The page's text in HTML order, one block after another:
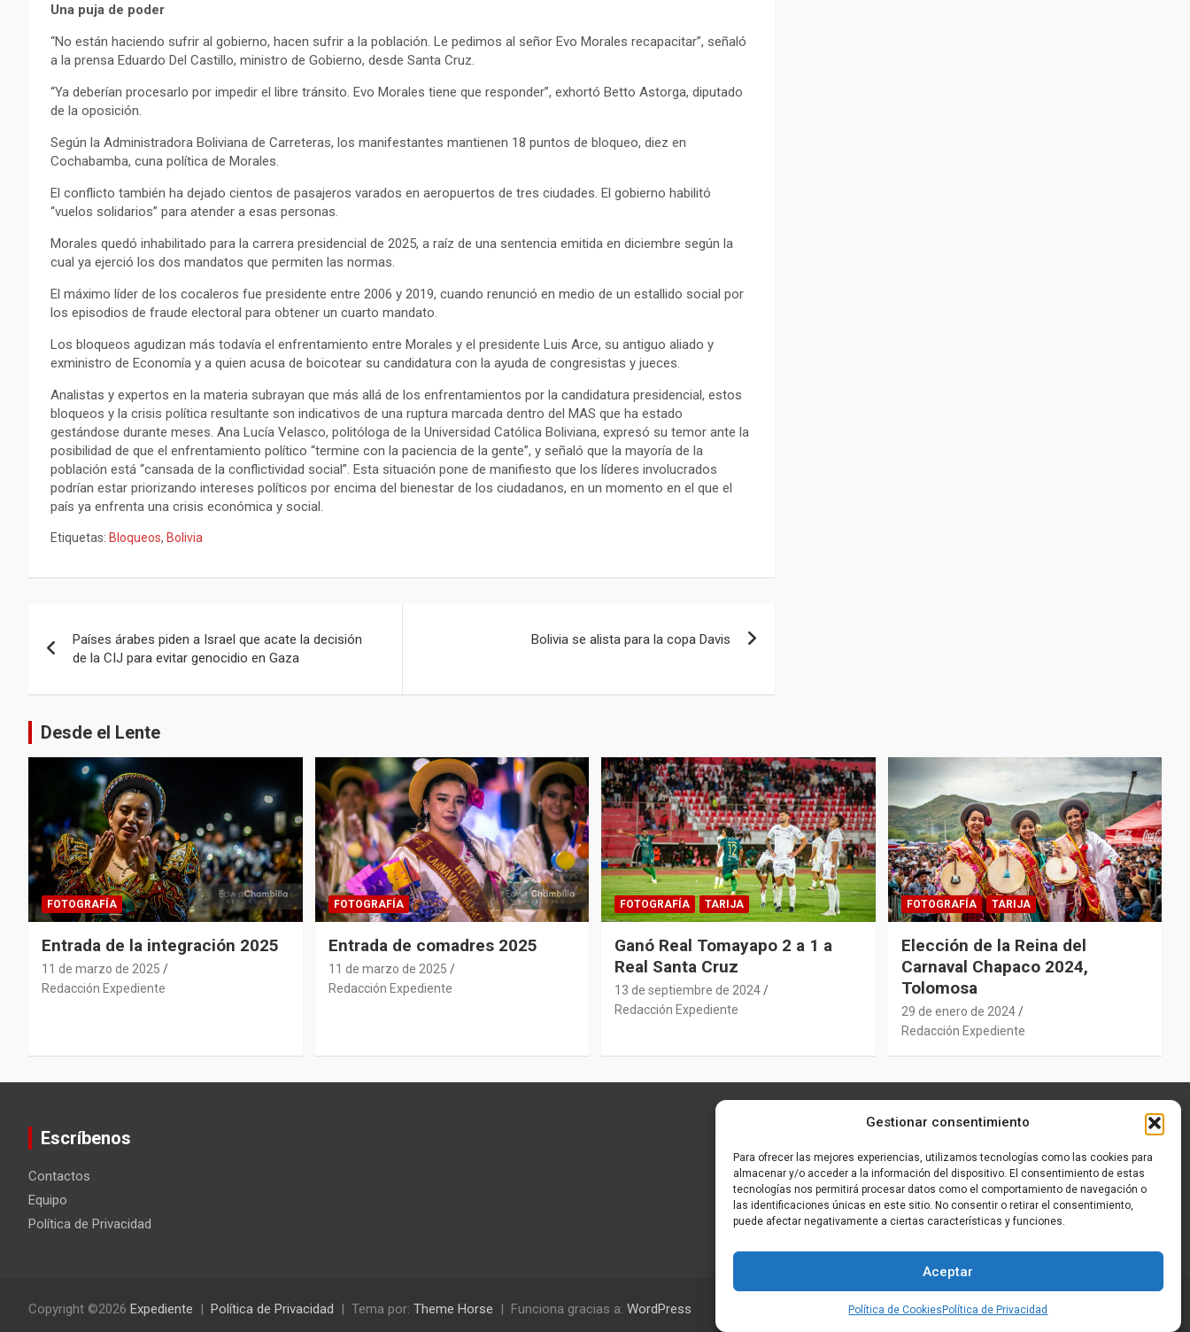
Gestionar consentimiento
Para ofrecer las mejores experiencias, utilizamos tecnologías como las cookies para
almacenar y/o acceder a la información del dispositivo. El consentimiento de estas
tecnologías nos permitirá procesar datos como el comportamiento de navegación o
las identificaciones únicas en este sitio. No consentir o retirar el consentimiento,
puede afectar negativamente a ciertas características y funciones.
Aceptar
Política de Cookies Política de Privacidad
Una puja de poder
“No están haciendo sufrir al gobierno, hacen sufrir a la población. Le pedimos al señor Evo Morales recapacitar”, señaló
a la prensa Eduardo Del Castillo, ministro de Gobierno, desde Santa Cruz.
“Ya deberían procesarlo por impedir el libre tránsito. Evo Morales tiene que responder”, exhortó Betto Astorga, diputado
de la oposición.
Según la Administradora Boliviana de Carreteras, los manifestantes mantienen 18 puntos de bloqueo, diez en
Cochabamba, cuna política de Morales.
El conflicto también ha dejado cientos de pasajeros varados en aeropuertos de tres ciudades. El gobierno habilitó
“vuelos solidarios” para atender a esas personas.
Morales quedó inhabilitado para la carrera presidencial de 2025, a raíz de una sentencia emitida en diciembre según la
cual ya ejerció los dos mandatos que permiten las normas.
El máximo líder de los cocaleros fue presidente entre 2006 y 2019, cuando renunció en medio de un estallido social por
los episodios de fraude electoral para obtener un cuarto mandato.
Los bloqueos agudizan más todavía el enfrentamiento entre Morales y el presidente Luis Arce, su antiguo aliado y
exministro de Economía y a quien acusa de boicotear su candidatura con la ayuda de congresistas y jueces.
Analistas y expertos en la materia subrayan que más allá de los enfrentamientos por la candidatura presidencial, estos
bloqueos y la crisis política resultante son indicativos de una ruptura marcada dentro del MAS que ha estado
gestándose durante meses. Ana Lucía Velasco, politóloga de la Universidad Católica Boliviana, expresó su temor ante la
posibilidad de que el enfrentamiento político “termine con la paciencia de la gente”, y señaló que la mayoría de la
población está “cansada de la conflictividad social”. Esta situación pone de manifiesto que los líderes involucrados
podrían estar priorizando intereses políticos por encima del bienestar de los ciudadanos, en un momento en el que el
país ya enfrenta una crisis económica y social.
Etiquetas: Bloqueos, Bolivia
de
entradas
Países árabes piden a Israel que acate la decisión
de la CIJ para evitar genocidio en Gaza
Bolivia se alista para la copa Davis
Desde el Lente
FOTOGRAFÍA
Entrada de la integración 2025
11 de marzo de 2025
Redacción Expediente
FOTOGRAFÍA
Entrada de comadres 2025
11 de marzo de 2025
Redacción Expediente
FOTOGRAFÍA TARIJA
Ganó Real Tomayapo 2 a 1 a
Real Santa Cruz
13 de septiembre de 2024
Redacción Expediente
FOTOGRAFÍA TARIJA
Elección de la Reina del
Carnaval Chapaco 2024,
Tolomosa
29 de enero de 2024
Redacción Expediente
Escríbenos
Contactos
Equipo
Política de Privacidad
Copyright ©2026 Expediente Política de Privacidad Tema por: Theme Horse Funciona gracias a: WordPress